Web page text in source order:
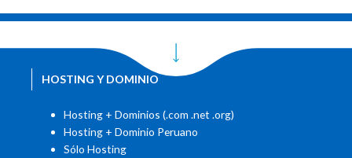
HOSTING Y DOMINIO
Hosting + Dominios (.com .net .org)
Hosting + Dominio Peruano
Sólo Hosting